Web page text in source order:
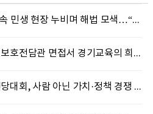
최원용 평택시장, 극한 폭염속 민생 현장 누비며 해법 모색…“현장에 답 있다”
안민석 경기도교육감, “교권보호전담관 면접서 경기교육의 희망 봤다”
김보라 안성시장 “민주당 전당대회, 사람 아닌 가치·정책 경쟁 돼야”